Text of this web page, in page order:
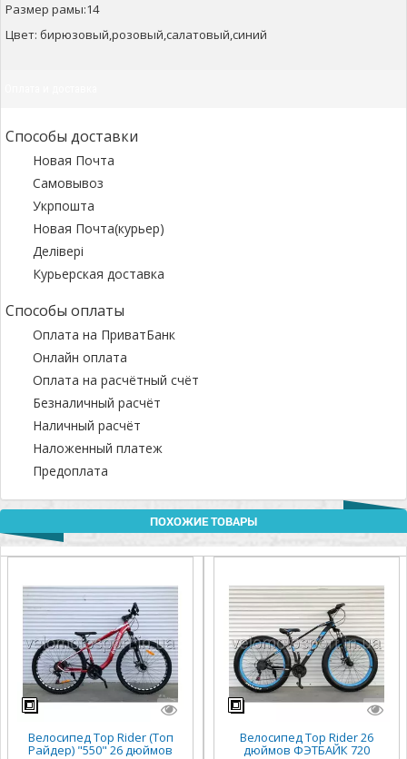
Размер рамы:14
Цвет: бирюзовый,розовый,салатовый,синий
Способы доставки
Новая Почта
Самовывоз
Укрпошта
Новая Почта(курьер)
Делівері
Курьерская доставка
Способы оплаты
Оплата на ПриватБанк
Онлайн оплата
Оплата на расчётный счёт
Безналичный расчёт
Наличный расчёт
Наложенный платеж
Предоплата
ПОХОЖИЕ ТОВАРЫ
Велосипед Top Rider (Топ
Райдер) "550" 26 дюймов
Велосипед Top Rider 26
дюймов ФЭТБАЙК 720